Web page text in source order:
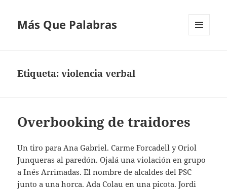
Más Que Palabras
Etiqueta:violencia verbal
Overbooking de traidores
Un tiro para Ana Gabriel. Carme Forcadell y Oriol
Junqueras al paredón. Ojalá una violación en grupo
a Inés Arrimadas. El nombre de alcaldes del PSC
junto a una horca. Ada Colau en una picota. Jordi